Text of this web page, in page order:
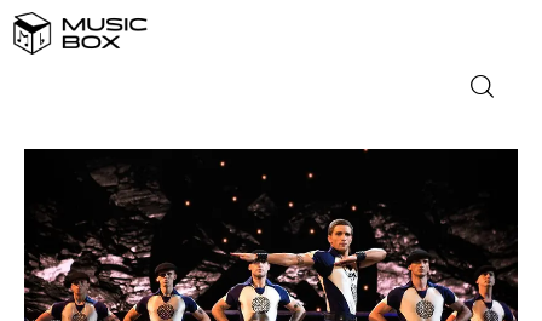
NASLOVNICA
DOMAĆA GLAZBA
STRANA GLAZBA